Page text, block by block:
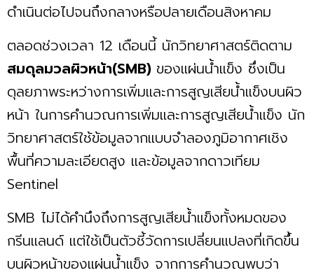
ดำเนินต่อไปจนถึงกลางหรือปลายเดือนสิงหาคม
ตลอดช่วงเวลา 12 เดือนนี้ นักวิทยาศาสตร์ติดตาม
สมดุลมวลผิวหน้า(SMB) ของแผ่นน้ำแข็ง ซึ่งเป็น
ดุลยภาพระหว่างการเพิ่มและการสูญเสียน้ำแข็งบนผิว
หน้า ในการคำนวณการเพิ่มและการสูญเสียน้ำแข็ง นัก
วิทยาศาสตร์ใช้ข้อมูลจากแบบจำลองภูมิอากาศเชิง
พื้นที่ความละเอียดสูง และข้อมูลจากดาวเทียม
Sentinel
SMB ไม่ได้คำนึงถึงการสูญเสียน้ำแข็งทั้งหมดของ
กรีนแลนด์ แต่ใช้เป็นตัวชี้วัดการเปลี่ยนแปลงที่เกิดขึ้น
บนผิวหน้าของแผ่นน้ำแข็ง จากการคำนวณพบว่า